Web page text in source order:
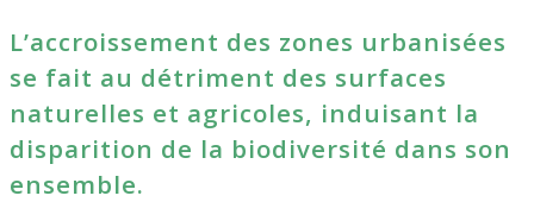
L’accroissement des zones urbanisées
se fait au détriment des surfaces
naturelles et agricoles, induisant la
disparition de la biodiversité dans son
ensemble.